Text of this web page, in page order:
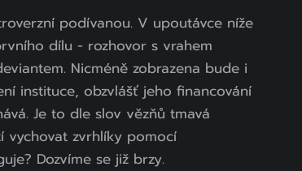
podívanou. V upoutávce níže
dílu - rozhovor s vrahem
Nicméně zobrazena bude i
instituce, obzvlášť jeho financování
Je to dle slov vězňů tmavá
vychovat zvrhlíky pomocí
Dozvíme se již brzy.